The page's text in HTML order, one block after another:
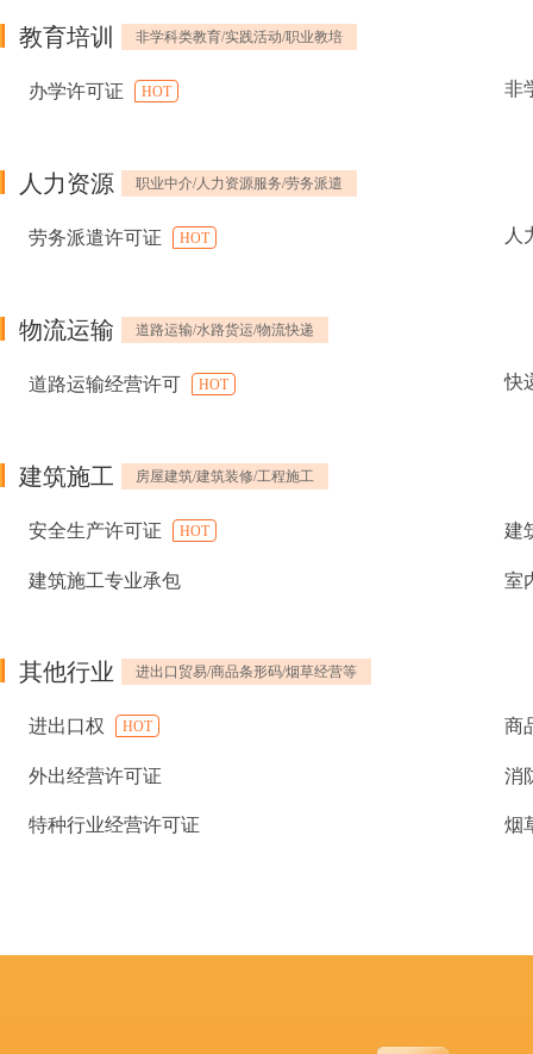
教育培训 非学科类教育/实践活动/职业教培
办学许可证 HOT 非
人力资源 职业中介/人力资源服务/劳务派遣
劳务派遣许可证 HOT 人
物流运输 道路运输/水路货运/物流快递
道路运输经营许可 HOT 快
建筑施工 房屋建筑/建筑装修/工程施工
安全生产许可证 HOT 建
建筑施工专业承包 室
其他行业 进出口贸易/商品条形码/烟草经营等
进出口权 HOT 商
外出经营许可证 消
特种行业经营许可证 烟